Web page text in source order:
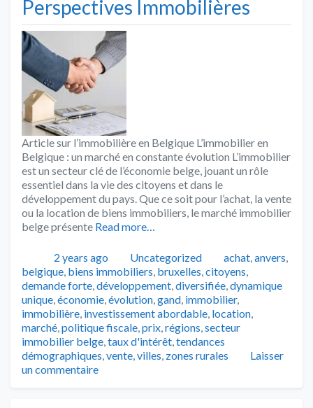
Perspectives Immobilières
Article sur l’immobilière en Belgique L’immobilier en
Belgique : un marché en constante évolution L’immobilier
est un secteur clé de l’économie belge, jouant un rôle
essentiel dans la vie des citoyens et dans le
développement du pays. Que ce soit pour l’achat, la vente
ou la location de biens immobiliers, le marché immobilier
belge présente Read more…
Publié2 years ago Catégories
Uncategorized Tags
achat,anvers,
belgique, biens immobiliers, bruxelles,citoyens,
demande forte,développement,diversifiée,dynamique
unique,économie,évolution,gand, immobilier,
immobilière, investissement abordable, location,
marché,politique fiscale,prix,régions,secteur
immobilier belge,taux d'intérêt,tendances
démographiques,vente,villes, zones rurales
Laisser
un commentaire